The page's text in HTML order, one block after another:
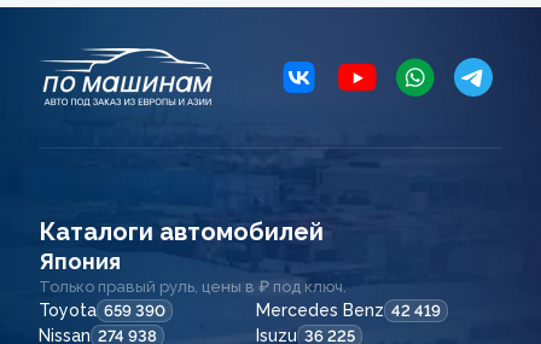
Каталоги автомобилей
Япония
Только правый руль, цены в ₽ под ключ.
Toyota 659 390 Mercedes Benz 42 419
Nissan 274 938 Isuzu 36 225